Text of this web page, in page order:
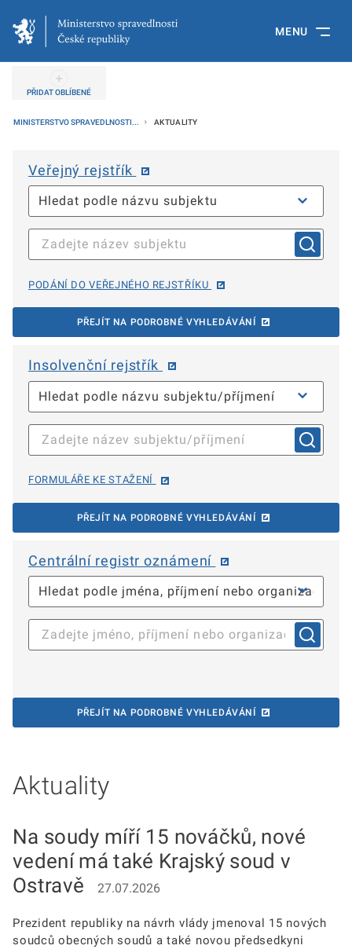
MENU
PŘIDAT OBLÍBENÉ
MINISTERSTVO SPRAVEDLNOSTI... AKTUALITY
Veřejný rejstřík
PODÁNÍ DO VEŘEJNÉHO REJSTŘÍKU
PŘEJÍT NA PODROBNÉ VYHLEDÁVÁNÍ
Insolvenční rejstřík
FORMULÁŘE KE STAŽENÍ
PŘEJÍT NA PODROBNÉ VYHLEDÁVÁNÍ
Centrální registr oznámení
PŘEJÍT NA PODROBNÉ VYHLEDÁVÁNÍ
Aktuality
Na soudy míří 15 nováčků, nové
vedení má také Krajský soud v
Ostravě
27.07.2026
Prezident republiky na návrh vlády jmenoval 15 nových
soudců obecných soudů a také novou předsedkyni